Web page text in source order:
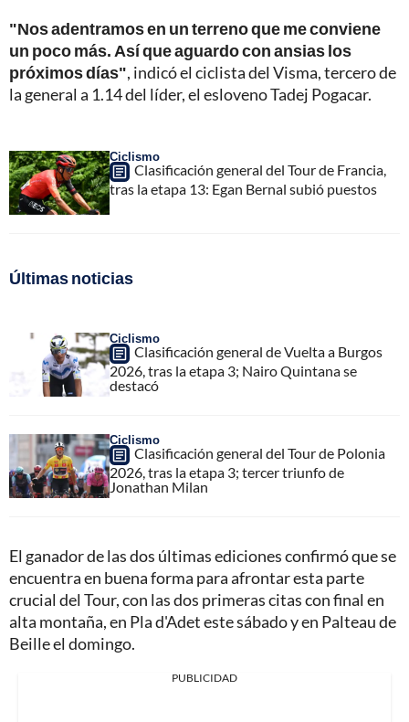
"Nos adentramos en un terreno que me conviene
un poco más. Así que aguardo con ansias los
próximos días", indicó el ciclista del Visma, tercero de
la general a 1.14 del líder, el esloveno Tadej Pogacar.
Ciclismo
Clasificación general del Tour de Francia,
tras la etapa 13: Egan Bernal subió puestos
Últimas noticias
Ciclismo
Clasificación general de Vuelta a Burgos
2026, tras la etapa 3; Nairo Quintana se
destacó
Ciclismo
Clasificación general del Tour de Polonia
2026, tras la etapa 3; tercer triunfo de
Jonathan Milan
El ganador de las dos últimas ediciones confirmó que se
encuentra en buena forma para afrontar esta parte
crucial del Tour, con las dos primeras citas con final en
alta montaña, en Pla d'Adet este sábado y en Palteau de
Beille el domingo.
PUBLICIDAD